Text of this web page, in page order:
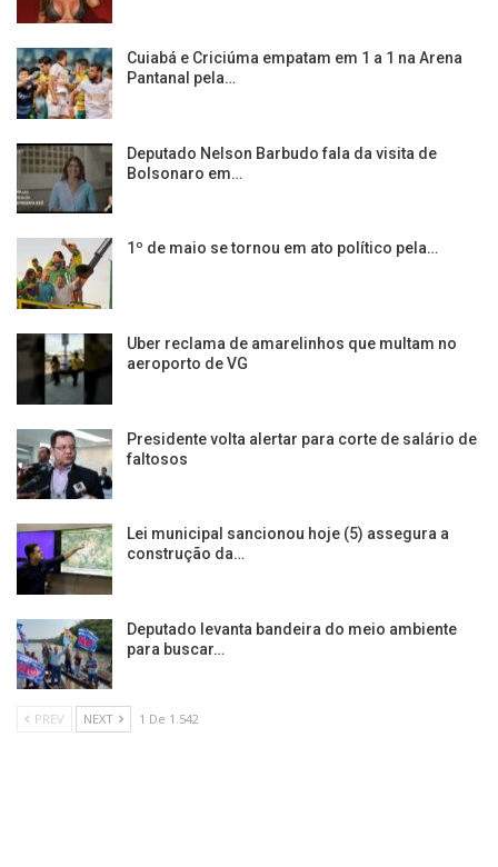
Cuiabá e Criciúma empatam em 1 a 1 na Arena
Pantanal pela…
Deputado Nelson Barbudo fala da visita de
Bolsonaro em…
1º de maio se tornou em ato político pela…
Uber reclama de amarelinhos que multam no
aeroporto de VG
Presidente volta alertar para corte de salário de
faltosos
Lei municipal sancionou hoje (5) assegura a
construção da…
Deputado levanta bandeira do meio ambiente
para buscar…
PREV NEXT 1 De 1.542